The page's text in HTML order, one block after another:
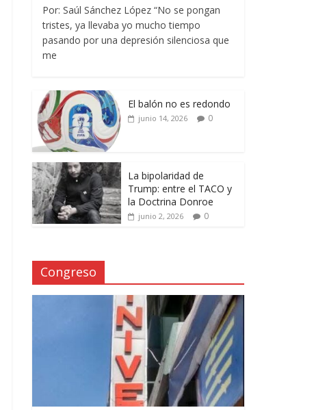
Por: Saúl Sánchez López “No se pongan
tristes, ya llevaba yo mucho tiempo
pasando por una depresión silenciosa que
me
El balón no es redondo
junio 14, 2026 0
La bipolaridad de
Trump: entre el TACO y
la Doctrina Donroe
junio 2, 2026 0
Congreso